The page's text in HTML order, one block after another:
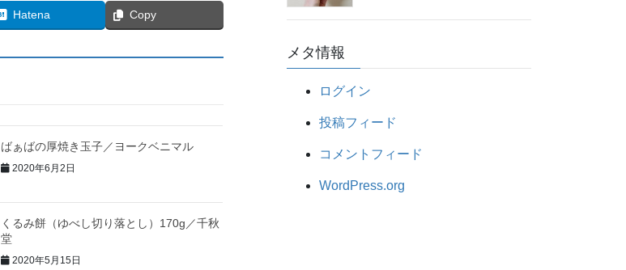
Hatena Copy
ばぁばの厚焼き玉子／ヨークベニマル
2020年6月2日
くるみ餅（ゆべし切り落とし）170g／千秋
堂
2020年5月15日
メタ情報
ログイン
投稿フィード
コメントフィード
WordPress.org